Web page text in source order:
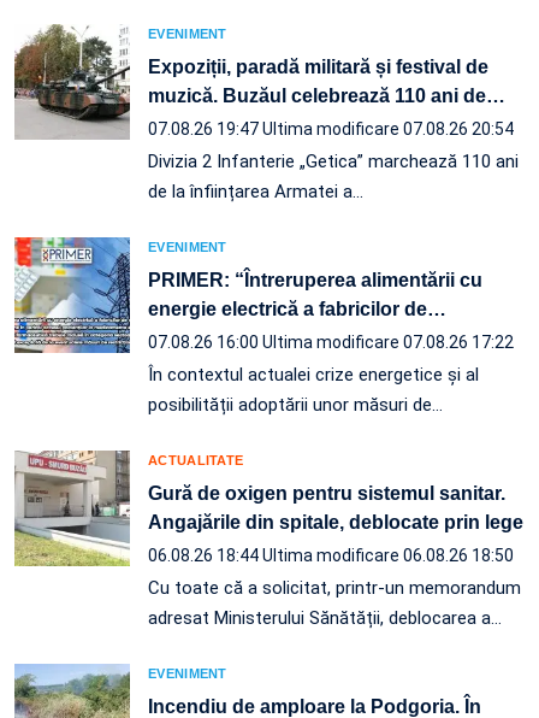
EVENIMENT
Expoziții, paradă militară și festival de
muzică. Buzăul celebrează 110 ani de…
07.08.26 19:47Ultima modificare 07.08.26 20:54
Divizia 2 Infanterie „Getica” marchează 110 ani
de la înființarea Armatei a…
EVENIMENT
PRIMER: “Întreruperea alimentării cu
energie electrică a fabricilor de…
07.08.26 16:00 Ultima modificare 07.08.26 17:22
În contextul actualei crize energetice și al
posibilității adoptării unor măsuri de…
ACTUALITATE
Gură de oxigen pentru sistemul sanitar.
Angajările din spitale, deblocate prin lege
06.08.26 18:44Ultima modificare 06.08.26 18:50
Cu toate că a solicitat, printr-un memorandum
adresat Ministerului Sănătății, deblocarea a…
EVENIMENT
Incendiu de amploare la Podgoria. În